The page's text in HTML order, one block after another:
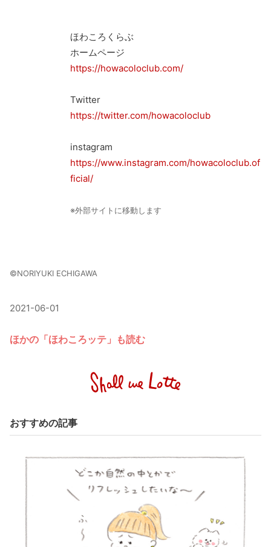
ほわころくらぶ
ホームページ
https://howacoloclub.com/
Twitter
https://twitter.com/howacoloclub
instagram
https://www.instagram.com/howacoloclub.of
ficial/
※外部サイトに移動します
©NORIYUKI ECHIGAWA
2021-06-01
ほかの「ほわころッテ」も読む
おすすめの記事